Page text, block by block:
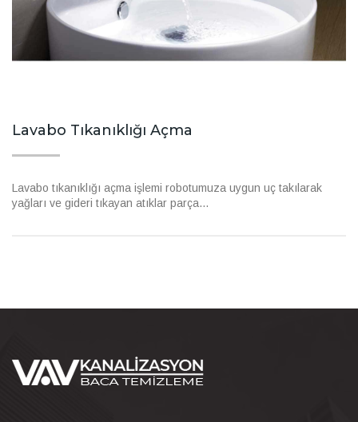
Lavabo Tıkanıklığı Açma
Lavabo tıkanıklığı açma işlemi robotumuza uygun uç takılarak
yağları ve gideri tıkayan atıklar parça...